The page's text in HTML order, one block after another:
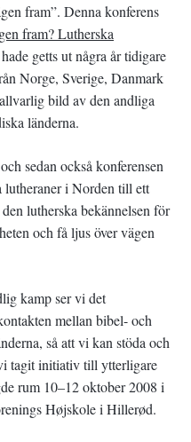
fram”. Denna konferens
fram? Lutherska
getts ut några år tidigare
Norge, Sverige, Danmark
bild av den andliga
länderna.
sedan också konferensen
lutheraner i Norden till ett
lutherska bekännelsen för
och få ljus över vägen
kamp ser vi det
mellan bibel- och
så att vi kan stöda och
tagit initiativ till ytterligare
rum 10–12 oktober 2008 i
Højskole i Hillerød.